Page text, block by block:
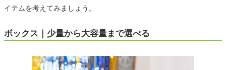
イテムを考えてみましょう。
ボックス｜少量から大容量まで選べる